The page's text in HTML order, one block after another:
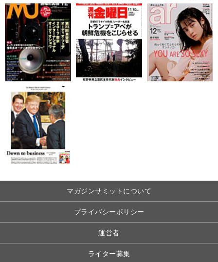
マガジンサミットについて
プライバシーポリシー
運営者
ライター募集